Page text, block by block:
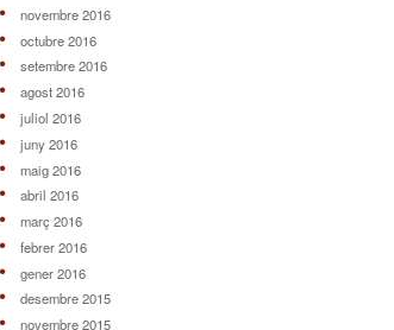
novembre 2016
octubre 2016
setembre 2016
agost 2016
juliol 2016
juny 2016
maig 2016
abril 2016
març 2016
febrer 2016
gener 2016
desembre 2015
novembre 2015